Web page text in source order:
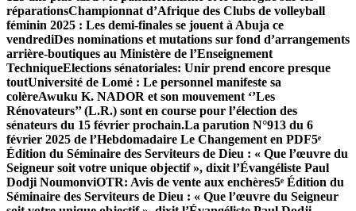
réparationsChampionnat d’Afrique des Clubs de volleyball
féminin 2025 : Les demi-finales se jouent à Abuja ce
vendrediDes nominations et mutations sur fond d’arrangements
arrière-boutiques au Ministère de l’Enseignement
TechniqueElections sénatoriales: Unir prend encore presque
toutUniversité de Lomé : Le personnel manifeste sa
colèreAwuku K. NADOR et son mouvement ‘’Les
Rénovateurs’’ (L.R.) sont en course pour l’élection des
sénateurs du 15 février prochain.La parution N°913 du 6
février 2025 de l’Hebdomadaire Le Changement en PDF5ᵉ
Édition du Séminaire des Serviteurs de Dieu : « Que l’œuvre du
Seigneur soit votre unique objectif », dixit l’Évangéliste Paul
Dodji NoumonviOTR: Avis de vente aux enchères5ᵉ Édition du
Séminaire des Serviteurs de Dieu : « Que l’œuvre du Seigneur